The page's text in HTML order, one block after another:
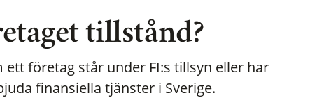
tillstånd?
ett företag står under FI:s tillsyn eller har
finansiella tjänster i Sverige.